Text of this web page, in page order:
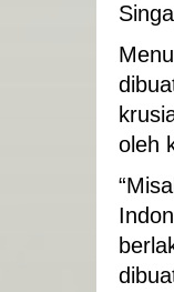
oleh